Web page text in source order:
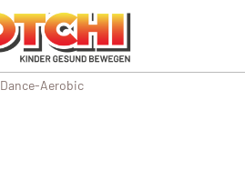
Dance-Aerobic